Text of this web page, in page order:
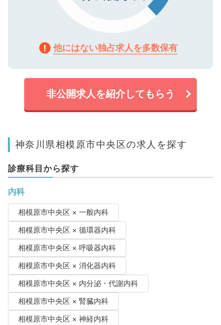
他にはない独占求人を多数保有
非公開求人を紹介してもらう
神奈川県相模原市中央区の求人を探す
診療科目から探す
内科
相模原市中央区 × 一般内科
相模原市中央区 × 循環器内科
相模原市中央区 × 呼吸器内科
相模原市中央区 × 消化器内科
相模原市中央区 × 内分泌・代謝内科
相模原市中央区 × 腎臓内科
相模原市中央区 × 神経内科